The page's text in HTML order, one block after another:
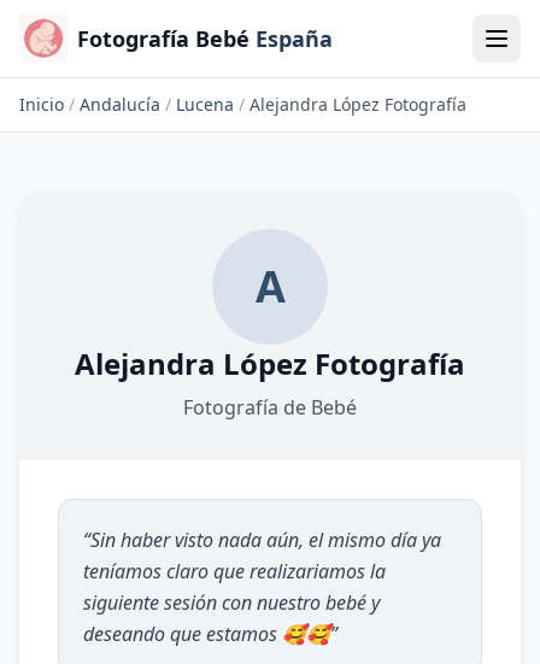
Fotografía Bebé España
Inicio / Andalucía / Lucena / Alejandra López Fotografía
A
Alejandra López Fotografía
Fotografía de Bebé
“Sin haber visto nada aún, el mismo día ya
teníamos claro que realizariamos la
siguiente sesión con nuestro bebé y
deseando que estamos 🥰🥰”